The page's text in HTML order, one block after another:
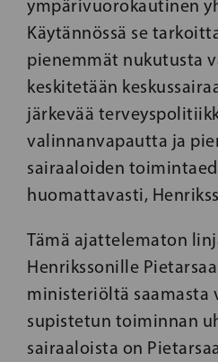
ympärivuorokautinen
Käytännössä se
pienemmät nukutusta
keskitetään
järkevää
valinnanvapautta ja
sairaaloiden
huomattavasti,
Tämä ajattelematon
Henrikssonille
ministeriöltä saamasta
supistetun toiminnan
sairaaloista on